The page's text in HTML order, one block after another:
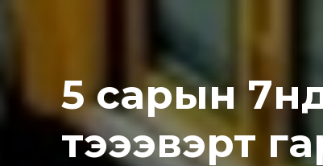
5 сарын
тэээвэрт